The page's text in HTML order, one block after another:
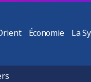
Économie La